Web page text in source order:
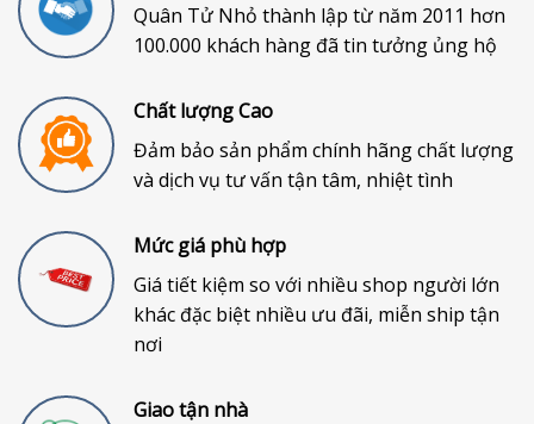
Quân Tử Nhỏ thành lập từ năm 2011 hơn
100.000 khách hàng đã tin tưởng ủng hộ
Chất lượng Cao
Đảm bảo sản phẩm chính hãng chất lượng
và dịch vụ tư vấn tận tâm, nhiệt tình
Mức giá phù hợp
Giá tiết kiệm so với nhiều shop người lớn
khác đặc biệt nhiều ưu đãi, miễn ship tận
nơi
Giao tận nhà